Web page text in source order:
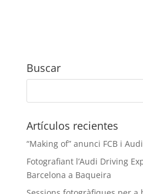
Buscar
Artículos recientes
“Making of” anunci FCB i Audi
Fotografiant l’Audi Driving
Barcelona a Baqueira